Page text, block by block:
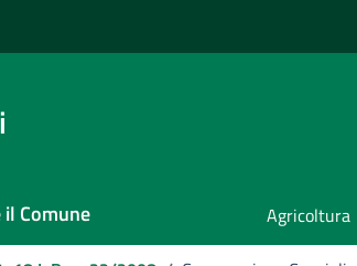
Comune Agricoltura